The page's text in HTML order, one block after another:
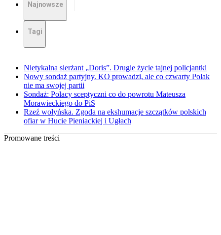
Najnowsze
Tagi
Nietykalna sierżant „Doris”. Drugie życie tajnej policjantki
Nowy sondaż partyjny. KO prowadzi, ale co czwarty Polak
nie ma swojej partii
Sondaż: Polacy sceptyczni co do powrotu Mateusza
Morawieckiego do PiS
Rzeź wołyńska. Zgoda na ekshumacje szczątków polskich
ofiar w Hucie Pieniackiej i Ugłach
Promowane treści